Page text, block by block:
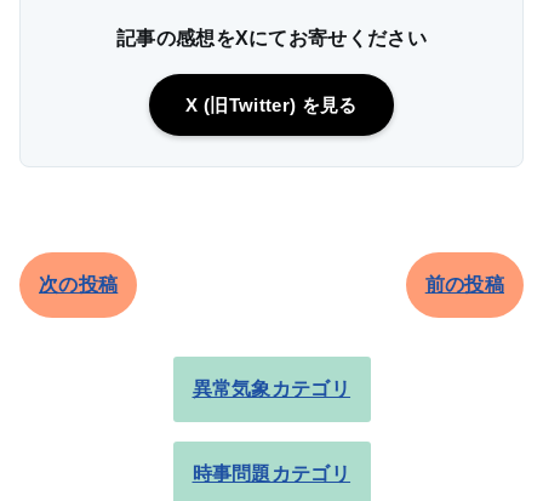
記事の感想をXにてお寄せください
X (旧Twitter) を見る
次の投稿 前の投稿
異常気象カテゴリ
時事問題カテゴリ